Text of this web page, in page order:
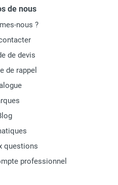
de nous
nous ?
de devis
de rappel
questions
professionnel